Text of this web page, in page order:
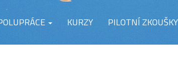
KURZY PILOTNÍ ZKOUŠKY